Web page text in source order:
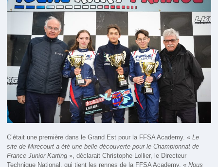
C’était une première dans le Grand Est pour la FFSA Academy. «Le
site de Mirecourt a été une belle découverte pour le Championnat de
France Junior Karting », déclarait Christophe Lollier, le Directeur
Technique National, qui tient les rennes de la FFSA Academy. «Nous